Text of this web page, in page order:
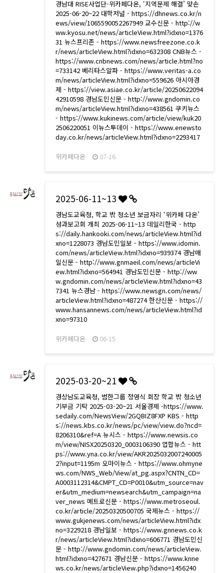
경남대 RISE사업단-위카페다온, ‘지역문제 해결’ 맞손
2025-06-20~22 대학저널 - https://dhnews.co.kr/n
ews/view/1065590052267949 교수신문 - http://w
ww.kyosu.net/news/articleView.html?idxno=1376
31 뉴스프리존 - https://www.newsfreezone.co.k
r/news/articleView.html?idxno=632308 CNB뉴스 -
https://www.cnbnews.com/news/article.html?no
=733142 베리타스알파 - https://www.veritas-a.co
m/news/articleView.html?idxno=559626 아시아경
제 - https://view.asiae.co.kr/article/20250622094
42910598 경남도민신문 - http://www.gndomin.co
m/news/articleView.html?idxno=438561 쿠키뉴스
- https://www.kukinews.com/article/view/kuk20
2506220051 이뉴스투데이 - https://www.enewsto
day.co.kr/news/articleView.html?idxno=2293417
위카페다온 07-16
2025-06-11~13
경남도교육청, 학교 밖 청소년 보금자리 ‘위카페 다온’
성과보고회 개최 2025-06-11~13 데일리한국 - http
s://daily.hankooki.com/news/articleView.html?id
xno=1228073 경남도민일보 - https://www.idomin.
com/news/articleView.html?idxno=939374 경남매
일신문 - http://www.gnmaeil.com/news/articleVi
ew.html?idxno=564941 경남도민신문 - http://ww
w.gndomin.com/news/articleView.html?idxno=43
7341 뉴스경남 - https://www.newsgn.com/news/
articleView.html?idxno=487274 한산신문 - https://
www.hansannews.com/news/articleView.html?id
xno=97310
위카페다온 06-15
2025-03-20~21
경상남도교육청, 범한그룹 정영식 회장 학교 밖 청소년
기부금 기탁 2025-03-20~21 서울경제 -https://www.
sedaily.com/NewsView/2GQBIZ8FXP KBS - http
s://news.kbs.co.kr/news/pc/view/view.do?ncd=
8206310&ref=A 뉴시스 - https://www.newsis.co
m/view/NISX20250320_0003106390 엽합뉴스 - htt
ps://www.yna.co.kr/view/AKR2025032007240005
2?input=1195m 오마이뉴스 - https://www.ohmyne
ws.com/NWS_Web/View/at_pg.aspx?CNTN_CD=
A0003112314&CMPT_CD=P0010&utm_source=nav
er&utm_medium=newsearch&utm_campaign=na
ver_news 메트로신문 - https://www.metroseoul.
co.kr/article/20250320500705 국제뉴스 - https://
www.gukjenews.com/news/articleView.html?idx
no=3229218 경남일보 - https://www.gnnews.co.k
r/news/articleView.html?idxno=606771 경남도민신
문 - http://www.gndomin.com/news/articleView.
html?idxno=427671 경남신문 - https://www.knne
ws.co.kr/news/articleView.php?idxno=1456240